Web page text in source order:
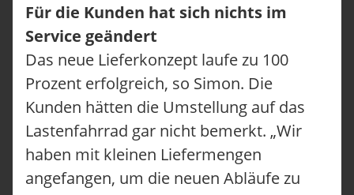
Für die Kunden hat sich nichts im
Service geändert
Das neue Lieferkonzept laufe zu 100
Prozent erfolgreich, so Simon. Die
Kunden hätten die Umstellung auf das
Lastenfahrrad gar nicht bemerkt. „Wir
haben mit kleinen Liefermengen
angefangen, um die neuen Abläufe zu